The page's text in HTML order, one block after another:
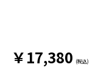
￥17,380 (税込)